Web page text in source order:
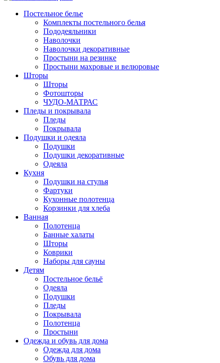
Постельное белье
Комплекты постельного белья
Пододеяльники
Наволочки
Наволочки декоративные
Простыни на резинке
Простыни махровые и велюровые
Шторы
Шторы
Фотошторы
ЧУДО-МАТРАС
Пледы и покрывала
Пледы
Покрывала
Подушки и одеяла
Подушки
Подушки декоративные
Одеяла
Кухня
Подушки на стулья
Фартуки
Кухонные полотенца
Корзинки для хлеба
Ванная
Полотенца
Банные халаты
Шторы
Коврики
Наборы для сауны
Детям
Постельное бельё
Одеяла
Подушки
Пледы
Покрывала
Полотенца
Простыни
Одежда и обувь для дома
Одежда для дома
Обувь для дома